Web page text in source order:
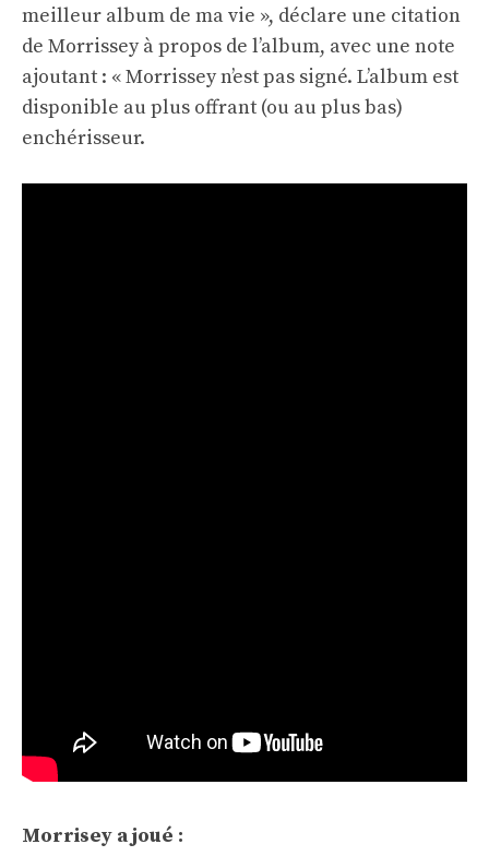
meilleur album de ma vie », déclare une citation
de Morrissey à propos de l’album, avec une note
ajoutant : « Morrissey n’est pas signé. L’album est
disponible au plus offrant (ou au plus bas)
enchérisseur.
Morrisey a joué :